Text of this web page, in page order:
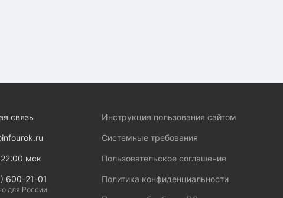
связь
мск
600-21-01
для России
Инструкция пользования сайтом
Системные требования
Пользовательское соглашение
Политика конфиденциальности